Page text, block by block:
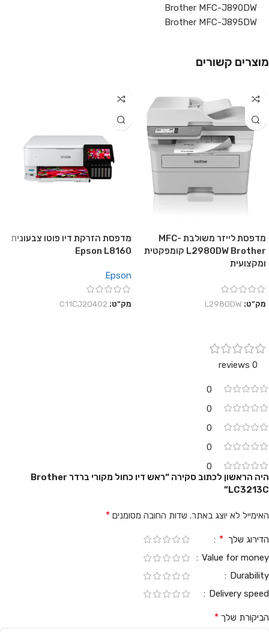
Brother MFC-J890DW
Brother MFC-J895DW
מוצרים קשורים
מדפסת לייזר משולבת MFC-
L2980DW Brother קומפקטית
ומקצועית
מק"ט: L2980DW
מדפסת הזרקת דיו פוטו צבעונית
Epson L8160
Epson
מק"ט: C11CJ20402
0 reviews
0
0
0
0
0
היה הראשון לכתוב סקירה “ראש דיו כחול מקורי ברדר Brother
LC3213C”
האימייל לא יוצג באתר. שדות החובה מסומנים *
הדירוג שלך *
Value for money
Durability
Delivery speed
הביקורת שלך *